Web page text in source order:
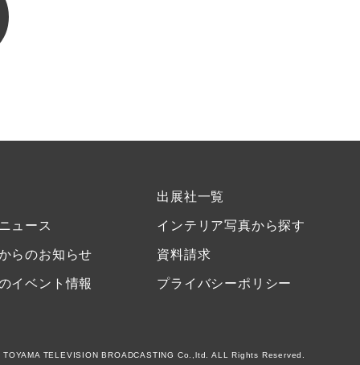
ュース
らのお知らせ
イベント情報
出展社一覧
インテリア写真から探す
資料請求
プライバシーポリシー
TELEVISION BROADCASTING Co.,ltd. ALL Rights Reserved.